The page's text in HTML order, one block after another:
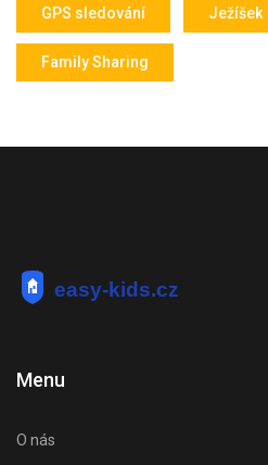
GPS sledování Ježíšek
Family Sharing
Menu
O nás